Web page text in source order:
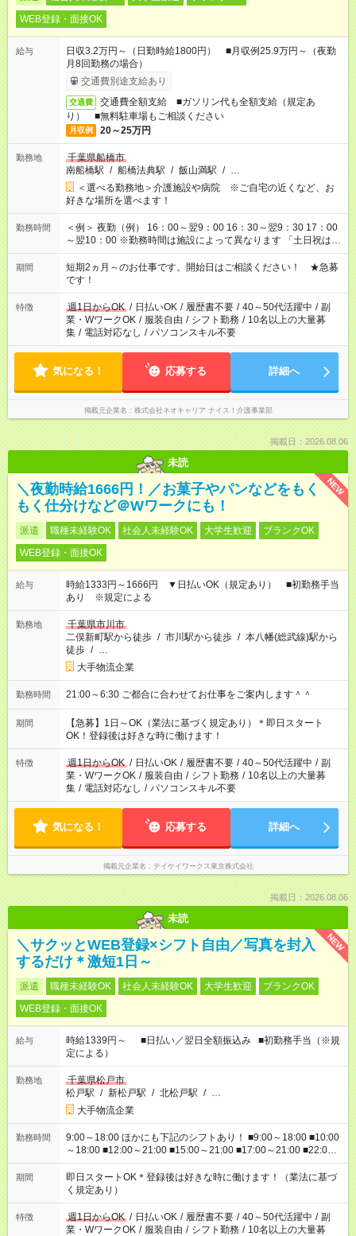
WEB登録・面接OK
給与
日収3.2万円～（日勤時給1800円） ■月収例25.9万円～（夜勤
月8回勤務の場合）
交通費別途支給あり
交通費
交通費全額支給 ■ガソリン代も全額支給（規定あ
り） ■無料駐車場もご相談ください
月収例 20～25万円
勤務地
千葉県船橋市
南船橋駅 / 船橋法典駅 / 飯山満駅 / …
＜選べる勤務地＞介護施設や病院 ※ご自宅の近くなど、お
好きな場所を選べます！
勤務時間
＜例＞ 夜勤（例） 16：00～翌9：00 16：30～翌9：30 17：00
～翌10：00 ※勤務時間は施設によって異なります 「土日祝は休
みたい」 「しっかり稼ぎたい」 「もう少し遅い時間から始めた
い」など ご希望にあったお仕事をご案内いたします。 ※未経験
の方の場合は1～2ヶ月間は日中での仕事を経験いただき、 お
仕事に慣れてからの夜勤になります。 ★家庭の都合でお休みが
必要な場合も遠慮なくご相談ください。
期間
短期2ヵ月～のお仕事です。開始日はご相談ください！ ★急募
です！
特徴 週1日からOK / 日払いOK / 履歴書不要 / 40～50代活躍中 / 副
業・WワークOK / 服装自由 / シフト勤務 / 10名以上の大量募
集 / 電話対応なし / パソコンスキル不要
気になる！ 応募する 詳細へ
掲載元企業名 株式会社ネオキャリア ナイス！介護事業部
掲載日：2026.08.06
未読
NEW
＼夜勤時給1666円！／お菓子やパンなどをもく
もく仕分けなど＠Wワークにも！
派遣 職種未経験OK 社会人未経験OK 大学生歓迎
ブランクOK
WEB登録・面接OK
給与
時給1333円～1666円 ▼日払いOK（規定あり） ■初勤務手当
あり ※規定による
勤務地
千葉県市川市
二俣新町駅から徒歩 / 市川駅から徒歩 / 本八幡(総武線)駅から
徒歩 / …
大手物流企業
勤務時間 21:00～6:30 ご都合に合わせてお仕事をご案内します＾＾
期間
【急募】1日～OK（業法に基づく規定あり）＊即日スタート
OK！登録後は好きな時に働けます！
特徴 週1日からOK / 日払いOK / 履歴書不要 / 40～50代活躍中 / 副
業・WワークOK / 服装自由 / シフト勤務 / 10名以上の大量募
集 / 電話対応なし / パソコンスキル不要
気になる！ 応募する 詳細へ
掲載元企業名 テイケイワークス東京株式会社
掲載日：2026.08.06
未読
NEW
＼サクッとWEB登録×シフト自由／写真を封入
するだけ＊激短1日～
派遣 職種未経験OK 社会人未経験OK 大学生歓迎
ブランクOK
WEB登録・面接OK
給与
時給1339円～ ■日払い／翌日全額振込み ■初勤務手当（※規
定による）
勤務地
千葉県松戸市
松戸駅 / 新松戸駅 / 北松戸駅 / …
大手物流企業
勤務時間
9:00～18:00 ほかにも下記のシフトあり！ ■9:00～18:00 ■10:00
～18:00 ■12:00～21:00 ■15:00～21:00 ■17:00～21:00 ■22:00
～翌6:00 など ※お仕事、勤務地により勤務時間帯は異なりま
す
期間
即日スタートOK＊登録後は好きな時に働けます！（業法に基づ
く規定あり）
特徴 週1日からOK / 日払いOK / 履歴書不要 / 40～50代活躍中 / 副
業・WワークOK / 服装自由 / シフト勤務 / 10名以上の大量募